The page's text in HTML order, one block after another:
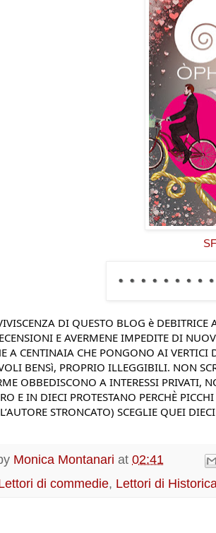
DI QUESTO BLOG è
E AVERMENE IMPEDITE DI
A CENTINAIA CHE PONGONO AI
BENSì, PROPRIO ILLEGGIBILI. NON
OBBEDISCONO A INTERESSI PRIVATI,
E IN DIECI PROTESTANO PERCHÈ
STRONCATO) SCEGLIE QUEI
Monica Montanari at 02:41
di commedie, Lettori di